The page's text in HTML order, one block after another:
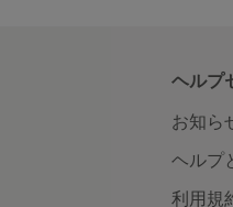
ヘルプ
お知ら
ヘルプ
利用規